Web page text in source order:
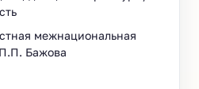
межнациональная
Бажова